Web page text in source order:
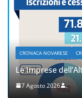
CRONACA NOVARESE
Le Imprese
7 Agosto 2026 .